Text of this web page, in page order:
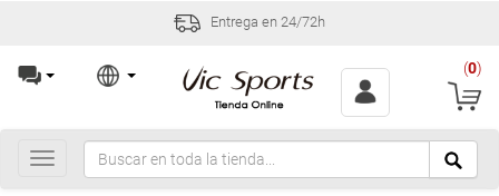
Entrega en 24/72h
(0)
Toggle
navigation